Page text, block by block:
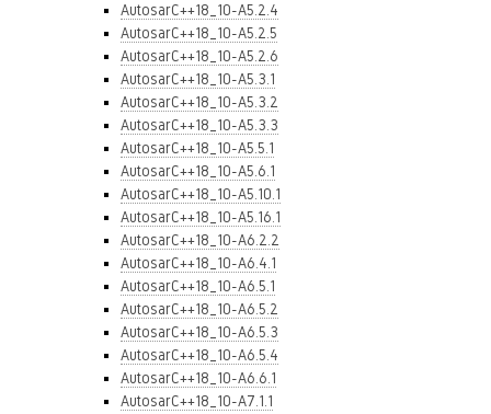
AutosarC++18_10-A5.2.4
AutosarC++18_10-A5.2.5
AutosarC++18_10-A5.2.6
AutosarC++18_10-A5.3.1
AutosarC++18_10-A5.3.2
AutosarC++18_10-A5.3.3
AutosarC++18_10-A5.5.1
AutosarC++18_10-A5.6.1
AutosarC++18_10-A5.10.1
AutosarC++18_10-A5.16.1
AutosarC++18_10-A6.2.2
AutosarC++18_10-A6.4.1
AutosarC++18_10-A6.5.1
AutosarC++18_10-A6.5.2
AutosarC++18_10-A6.5.3
AutosarC++18_10-A6.5.4
AutosarC++18_10-A6.6.1
AutosarC++18_10-A7.1.1